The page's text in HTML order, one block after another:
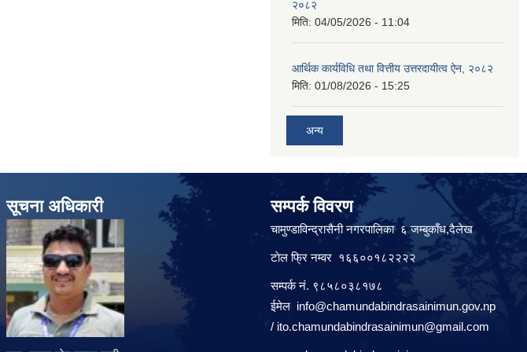
२०८२
मिति: 04/05/2026 - 11:04
आर्थिक कार्यविधि तथा वित्तीय उत्तरदायीत्व ऐन, २०८२
मिति: 01/08/2026 - 15:25
अन्य
सूचना अधिकारी सम्पर्क विवरण
चामुण्डाविन्द्रासैनी नगरपालिका ६ जम्बुकाँध,दैलेख
टाेल फ्रि नम्वर १६६००१८२२२२
सम्पर्क नं. ९८५८०३८१७८
ईमेल info@chamundabindrasainimun.gov.np
/ ito.chamundabindrasainimun@gmail.com